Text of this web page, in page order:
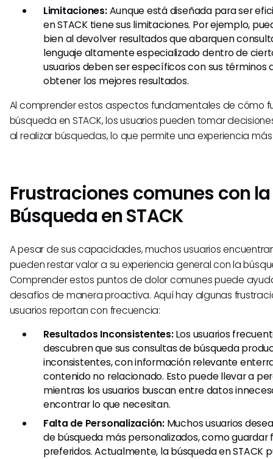
Limitaciones:Aunque está diseñada para ser
en STACK tiene sus limitaciones. Por ejemplo,
bien al devolver resultados que abarquen
lenguaje altamente especializado dentro de
usuarios deben ser específicos con sus términos
obtener los mejores resultados.
Al comprender estos aspectos fundamentales de cómo
búsqueda en STACK, los usuarios pueden tomar
al realizar búsquedas, lo que permite una experiencia
Frustraciones comunes con la
Búsqueda en STACK
A pesar de sus capacidades, muchos usuarios
pueden restar valor a su experiencia general con la
Comprender estos puntos de dolor comunes puede
desafíos de manera proactiva. Aquí hay algunas
usuarios reportan con frecuencia:
Resultados Inconsistentes:Los usuarios
descubren que sus consultas de búsqueda
inconsistentes, con información relevante
contenido no relacionado. Esto puede llevar a
mientras los usuarios buscan entre datos
encontrar lo que necesitan.
Falta de Personalización:Muchos usuarios
de búsqueda más personalizados, como guardar
preferidos. Actualmente, la búsqueda en STACK